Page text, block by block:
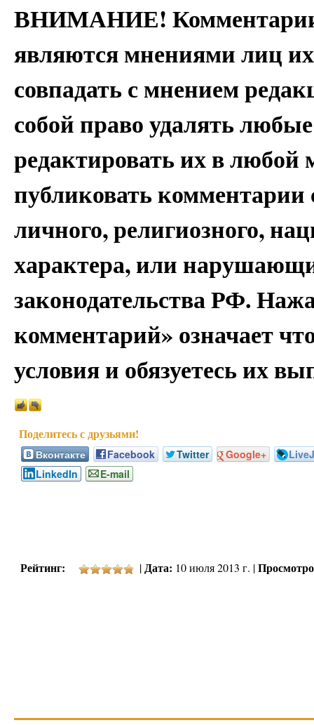
ВНИМАНИЕ! Комментарии
являются мнениями лиц
совпадать с мнением
собой право удалять
редактировать их в
публиковать
личного, религиозного,
характера, или
законодательства РФ.
комментарий» означает
условия и обязуетесь их
Вконтакте Facebook Twitter Google+
LinkedIn
E-mail
Рейтинг: |Дата: 10 июля 2013 г. |